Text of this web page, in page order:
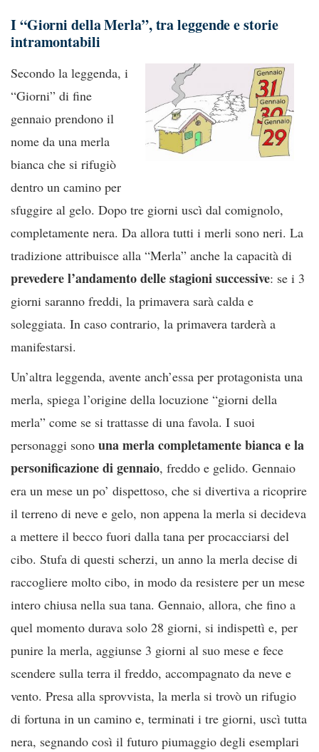
I “Giorni della Merla”, tra leggende e storie
intramontabili
Secondo la leggenda, i
“Giorni” di fine
gennaio prendono il
nome da una merla
bianca che si rifugiò
dentro un camino per
sfuggire al gelo. Dopo tre giorni uscì dal comignolo,
completamente nera. Da allora tutti i merli sono neri. La
tradizione attribuisce alla “Merla” anche la capacità di
prevedere l’andamento delle stagioni successive: se i 3
giorni saranno freddi, la primavera sarà calda e
soleggiata. In caso contrario, la primavera tarderà a
manifestarsi.
Un’altra leggenda, avente anch’essa per protagonista una
merla, spiega l’origine della locuzione “giorni della
merla” come se si trattasse di una favola. I suoi
personaggi sono una merla completamente bianca e la
personificazione di gennaio, freddo e gelido. Gennaio
era un mese un po’ dispettoso, che si divertiva a ricoprire
il terreno di neve e gelo, non appena la merla si decideva
a mettere il becco fuori dalla tana per procacciarsi del
cibo. Stufa di questi scherzi, un anno la merla decise di
raccogliere molto cibo, in modo da resistere per un mese
intero chiusa nella sua tana. Gennaio, allora, che fino a
quel momento durava solo 28 giorni, si indispettì e, per
punire la merla, aggiunse 3 giorni al suo mese e fece
scendere sulla terra il freddo, accompagnato da neve e
vento. Presa alla sprovvista, la merla si trovò un rifugio
di fortuna in un camino e, terminati i tre giorni, uscì tutta
nera, segnando così il futuro piumaggio degli esemplari